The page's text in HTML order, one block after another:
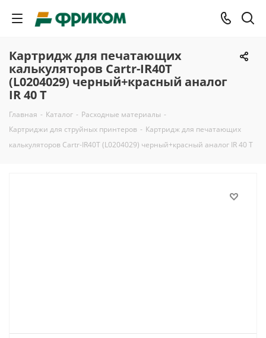
Картридж для печатающих
калькуляторов Cartr-IR40T
(L0204029) черный+красный аналог
IR 40 T
Главная - Каталог - Расходные материалы -
Картриджи для струйных принтеров - Картридж для печатающих
калькуляторов Cartr-IR40T (L0204029) черный+красный аналог IR 40 T